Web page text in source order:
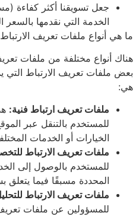
جعل تسويقنا أكثر كفاءة
الخدمة التي نقدمها بالسعر
ما هي أنواع ملفات تعريف
هناك أنواع مختلفة من ملفات
بعض ملفات تعريف الارتباط التي
هي:
ملفات تعريف ارتباط فنية:
للمستخدم بالتنقل عبر
الخيارات أو الخدمات
ملفات تعريف الارتباط
للمستخدم بالوصول إلى
المحددة مسبقًا فيما يتعلق
ملفات تعريف الارتباط
للمسؤولين عن ملفات تعريف